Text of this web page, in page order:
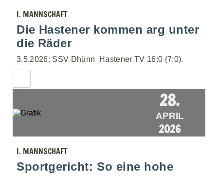
I. MANNSCHAFT
Die Hastener kommen arg unter
die Räder
3.5.2026: SSV Dhünn  Hastener TV 16:0 (7:0).
28.
APRIL
2026
I. MANNSCHAFT
Sportgericht: So eine hohe